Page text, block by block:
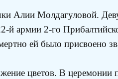
Алии Молдагуловой.
й армии 2-го
ей было присвоено
цветов. В церемонии